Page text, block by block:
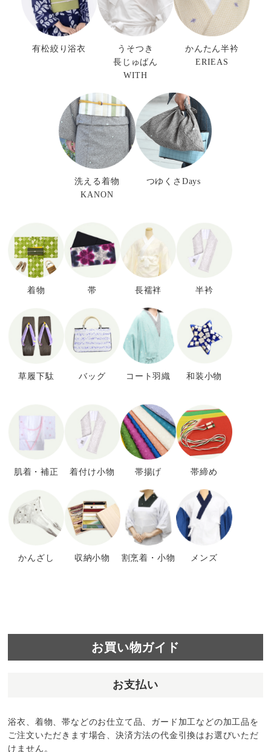
有松絞り浴衣
うそつき
長じゅばん
WITH
かんたん半衿
ERIEAS
洗える着物
KANON
つゆくさDays
着物 帯 長襦袢 半衿
草履下駄 バッグ コート羽織 和装小物
肌着・補正 着付け小物 帯揚げ 帯締め
かんざし 収納小物 割烹着・小物 メンズ
お買い物ガイド
お支払い
浴衣、着物、帯などのお仕立て品、ガード加工などの加工品を
ご注文いただきます場合、決済方法の代金引換はお選びいただ
けません。